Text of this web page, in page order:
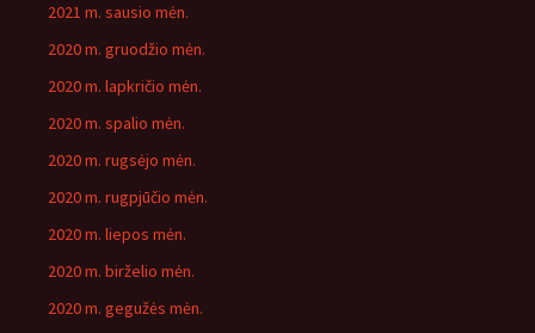
2021 m. sausio mėn.
2020 m. gruodžio mėn.
2020 m. lapkričio mėn.
2020 m. spalio mėn.
2020 m. rugsėjo mėn.
2020 m. rugpjūčio mėn.
2020 m. liepos mėn.
2020 m. birželio mėn.
2020 m. gegužės mėn.